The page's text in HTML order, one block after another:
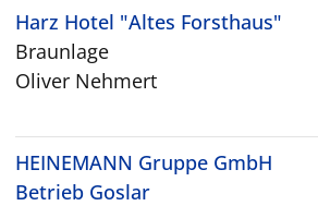
Harz Hotel "Altes Forsthaus"
Braunlage
Oliver Nehmert
HEINEMANN Gruppe GmbH
Betrieb Goslar